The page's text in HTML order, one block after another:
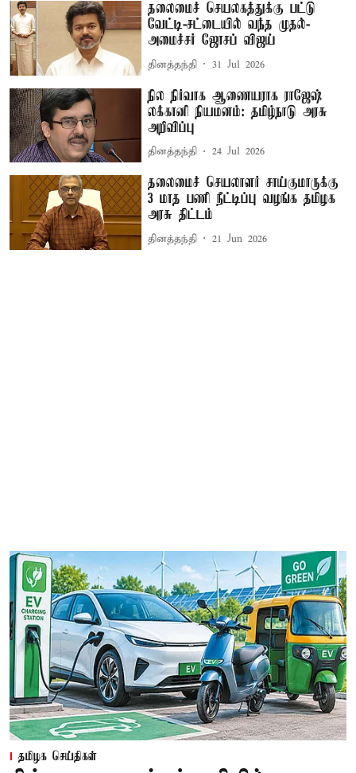
தலைமைச் செயலகத்துக்கு பட்டு
வேட்டி-சட்டையில் வந்த முதல்-
அமைச்சர் ஜோசப் விஜய்
தினத்தந்தி 31 Jul 2026
நில நிர்வாக ஆணையராக ராஜேஷ்
லக்கானி நியமனம்: தமிழ்நாடு அரசு
அறிவிப்பு
தினத்தந்தி 24 Jul 2026
தலைமைச் செயலாளர் சாய்குமாருக்கு
3 மாத பணி நீட்டிப்பு வழங்க தமிழக
அரசு திட்டம்
தினத்தந்தி 21 Jun 2026
தமிழக செய்திகள்